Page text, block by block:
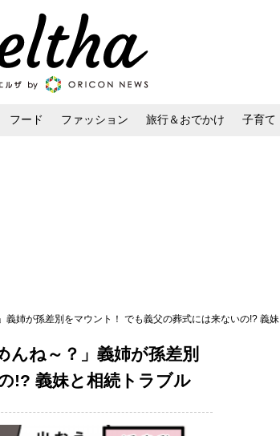
フード ファッション 旅行＆おでかけ 子育て
義姉が孫差別をマウント！ でも義父の葬式には来ないの!? 義
んね～？」義姉が孫差別
!? 義妹と相続トラブル